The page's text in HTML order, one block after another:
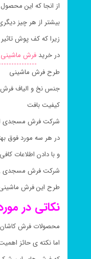
از انجا که این
بیشتر از هر چیز
زیرا که کف پوش
در خریدفرش ماشینی ۱۰۰۰ شانه
طرح فرش ماشینی
جنس نخ و الیاف
کیفیت بافت
شرکت فرش مسجدی از
در هر سه مورد فوق
و با دادن اطلاعات
شرکت فرش مسجدی
طرح این فرش
نکاتی در
محصولات فرش کاشان
اما نکته ی حائز